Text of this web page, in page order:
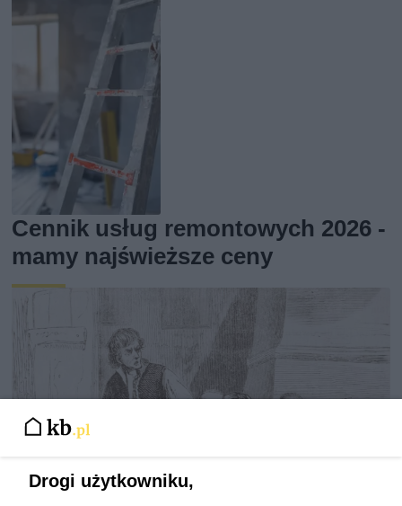
Cennik usług remontowych 2026 -
mamy najświeższe ceny
Drogi użytkowniku,